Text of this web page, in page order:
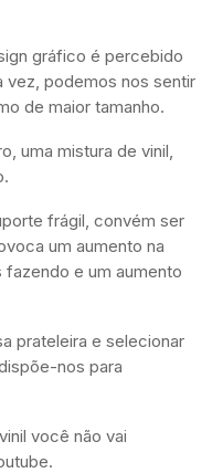
gráfico é percebido
vez, podemos nos sentir
de maior tamanho.
uma mistura de vinil,
frágil, convém ser
um aumento na
e um aumento
prateleira e selecionar
nos para
você não vai